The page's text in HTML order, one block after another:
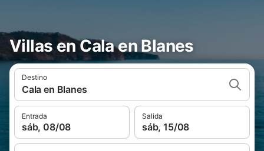
Villas en Cala en Blanes
Destino
Cala en Blanes
Entrada
sáb, 08/08
Salida
sáb, 15/08